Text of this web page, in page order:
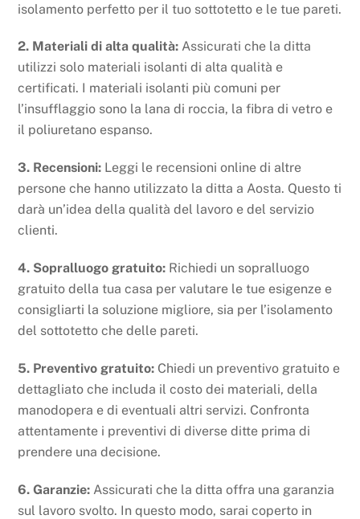
isolamento perfetto per il tuo sottotetto e le tue pareti.
2. Materiali di alta qualità: Assicurati che la ditta
utilizzi solo materiali isolanti di alta qualità e
certificati. I materiali isolanti più comuni per
l’insufflaggio sono la lana di roccia, la fibra di vetro e
il poliuretano espanso.
3. Recensioni: Leggi le recensioni online di altre
persone che hanno utilizzato la ditta a Aosta. Questo ti
darà un’idea della qualità del lavoro e del servizio
clienti.
4. Sopralluogo gratuito: Richiedi un sopralluogo
gratuito della tua casa per valutare le tue esigenze e
consigliarti la soluzione migliore, sia per l’isolamento
del sottotetto che delle pareti.
5. Preventivo gratuito: Chiedi un preventivo gratuito e
dettagliato che includa il costo dei materiali, della
manodopera e di eventuali altri servizi. Confronta
attentamente i preventivi di diverse ditte prima di
prendere una decisione.
6. Garanzie: Assicurati che la ditta offra una garanzia
sul lavoro svolto. In questo modo, sarai coperto in